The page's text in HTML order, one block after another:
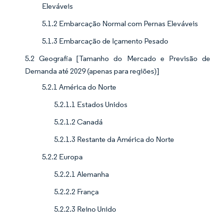
Eleváveis
5.1.2 Embarcação Normal com Pernas Eleváveis
5.1.3 Embarcação de Içamento Pesado
5.2 Geografia [Tamanho do Mercado e Previsão de
Demanda até 2029 (apenas para regiões)]
5.2.1 América do Norte
5.2.1.1 Estados Unidos
5.2.1.2 Canadá
5.2.1.3 Restante da América do Norte
5.2.2 Europa
5.2.2.1 Alemanha
5.2.2.2 França
5.2.2.3 Reino Unido